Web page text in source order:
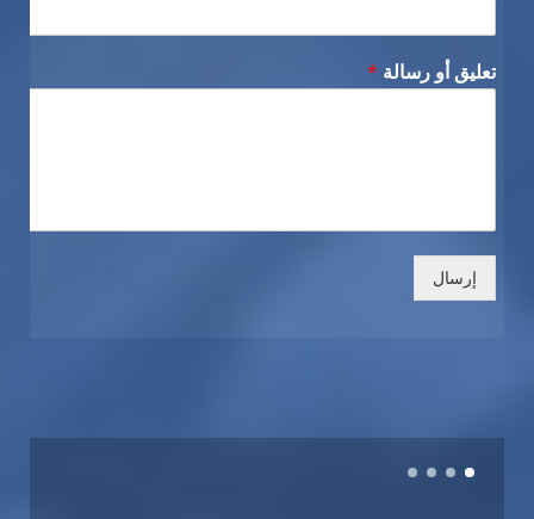
تعليق أو رسالة *
إرسال